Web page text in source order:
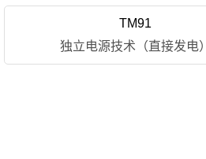
TM91
独立电源技术（直接发电）